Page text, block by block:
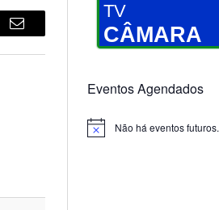
E-
TV
CÂMARA
Eventos Agendados
Notice Não há eventos futuros.